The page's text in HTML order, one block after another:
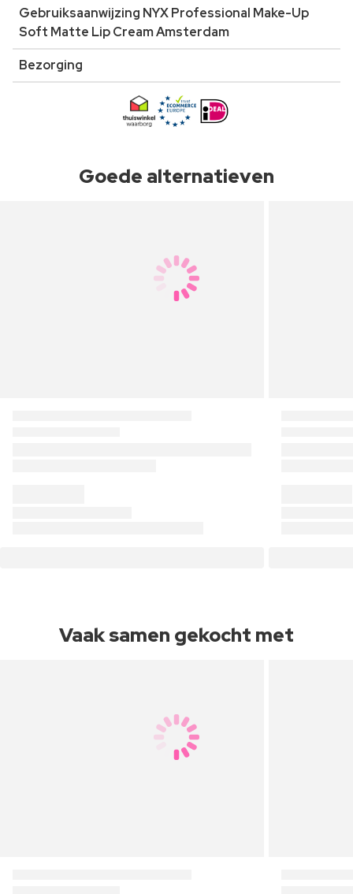
Gebruiksaanwijzing NYX Professional Make-Up
Soft Matte Lip Cream Amsterdam
Bezorging
Goede alternatieven
Vaak samen gekocht met